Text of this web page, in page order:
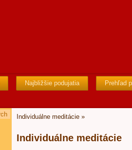
Najbližšie podujatia
Prehľad
Individuálne meditácie »
Individuálne meditácie